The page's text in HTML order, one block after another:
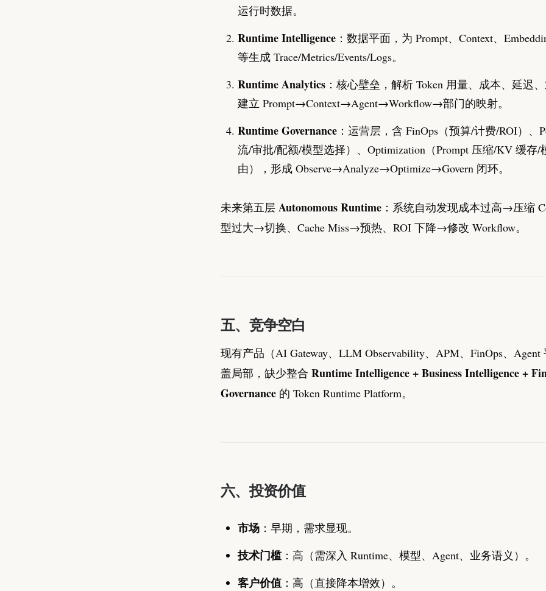
运行时数据。
Runtime Intelligence ：数据平面，为 Prompt、Context、
等生成 Trace/Metrics/Events/Logs。
Runtime Analytics ：核心壁垒，解析 Token 用量、成本、延迟
建立 Prompt→Context→Agent→Workflow→部门的映射。
Runtime Governance ：运营层，含 FinOps（预算/计费/ROI）、
流/审批/配额/模型选择）、Optimization（Prompt 压缩/KV 缓存/
由），形成 Observe→Analyze→Optimize→Govern 闭环。
未来第五层 Autonomous Runtime ：系统自动发现成本过高→压缩
型过大→切换、Cache Miss→预热、ROI 下降→修改 Workflow。
五、竞争空白
现有产品（AI Gateway、LLM Observability、APM、FinOps、Agent
盖局部，缺少整合 Runtime Intelligence + Business Intelligence +
Governance 的 Token Runtime Platform。
六、投资价值
市场 ：早期，需求显现。
技术门槛：高（需深入 Runtime、模型、Agent、业务语义）。
客户价值 ：高（直接降本增效）。